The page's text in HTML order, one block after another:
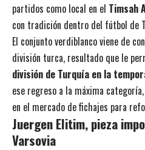
partidos como local en el Timsah
con tradición dentro del fútbol de
El conjunto verdiblanco viene de
división turca, resultado que le
división de Turquía en la
ese regreso a la máxima
en el mercado de fichajes para
Juergen Elitim, pieza
Varsovia